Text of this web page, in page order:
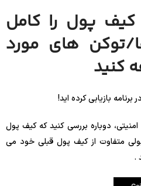
کیف پول را کامل
توکن های مورد
کنید
بازیابی کرده اید!
دوباره بررسی کنید که کیف پول
پولی متفاوت از کیف پول قبلی خود می
.